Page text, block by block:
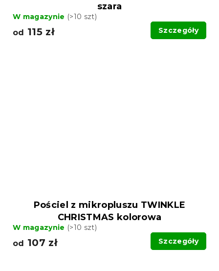
szara
W magazynie (>10 szt)
od 115 zł Szczegóły
Pościel z mikropluszu TWINKLE
CHRISTMAS kolorowa
W magazynie (>10 szt)
od 107 zł Szczegóły